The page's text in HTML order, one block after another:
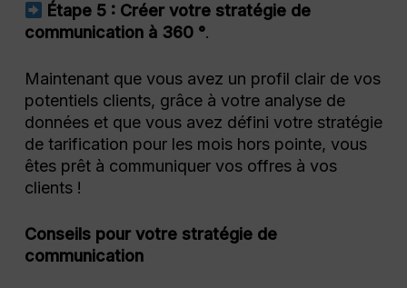
Étape 5 : Créer votre stratégie de
communication à 360 °.
Maintenant que vous avez un profil clair de vos
potentiels clients, grâce à votre analyse de
données et que vous avez défini votre stratégie
de tarification pour les mois hors pointe, vous
êtes prêt à communiquer vos offres à vos
clients !
Conseils pour votre stratégie de
communication